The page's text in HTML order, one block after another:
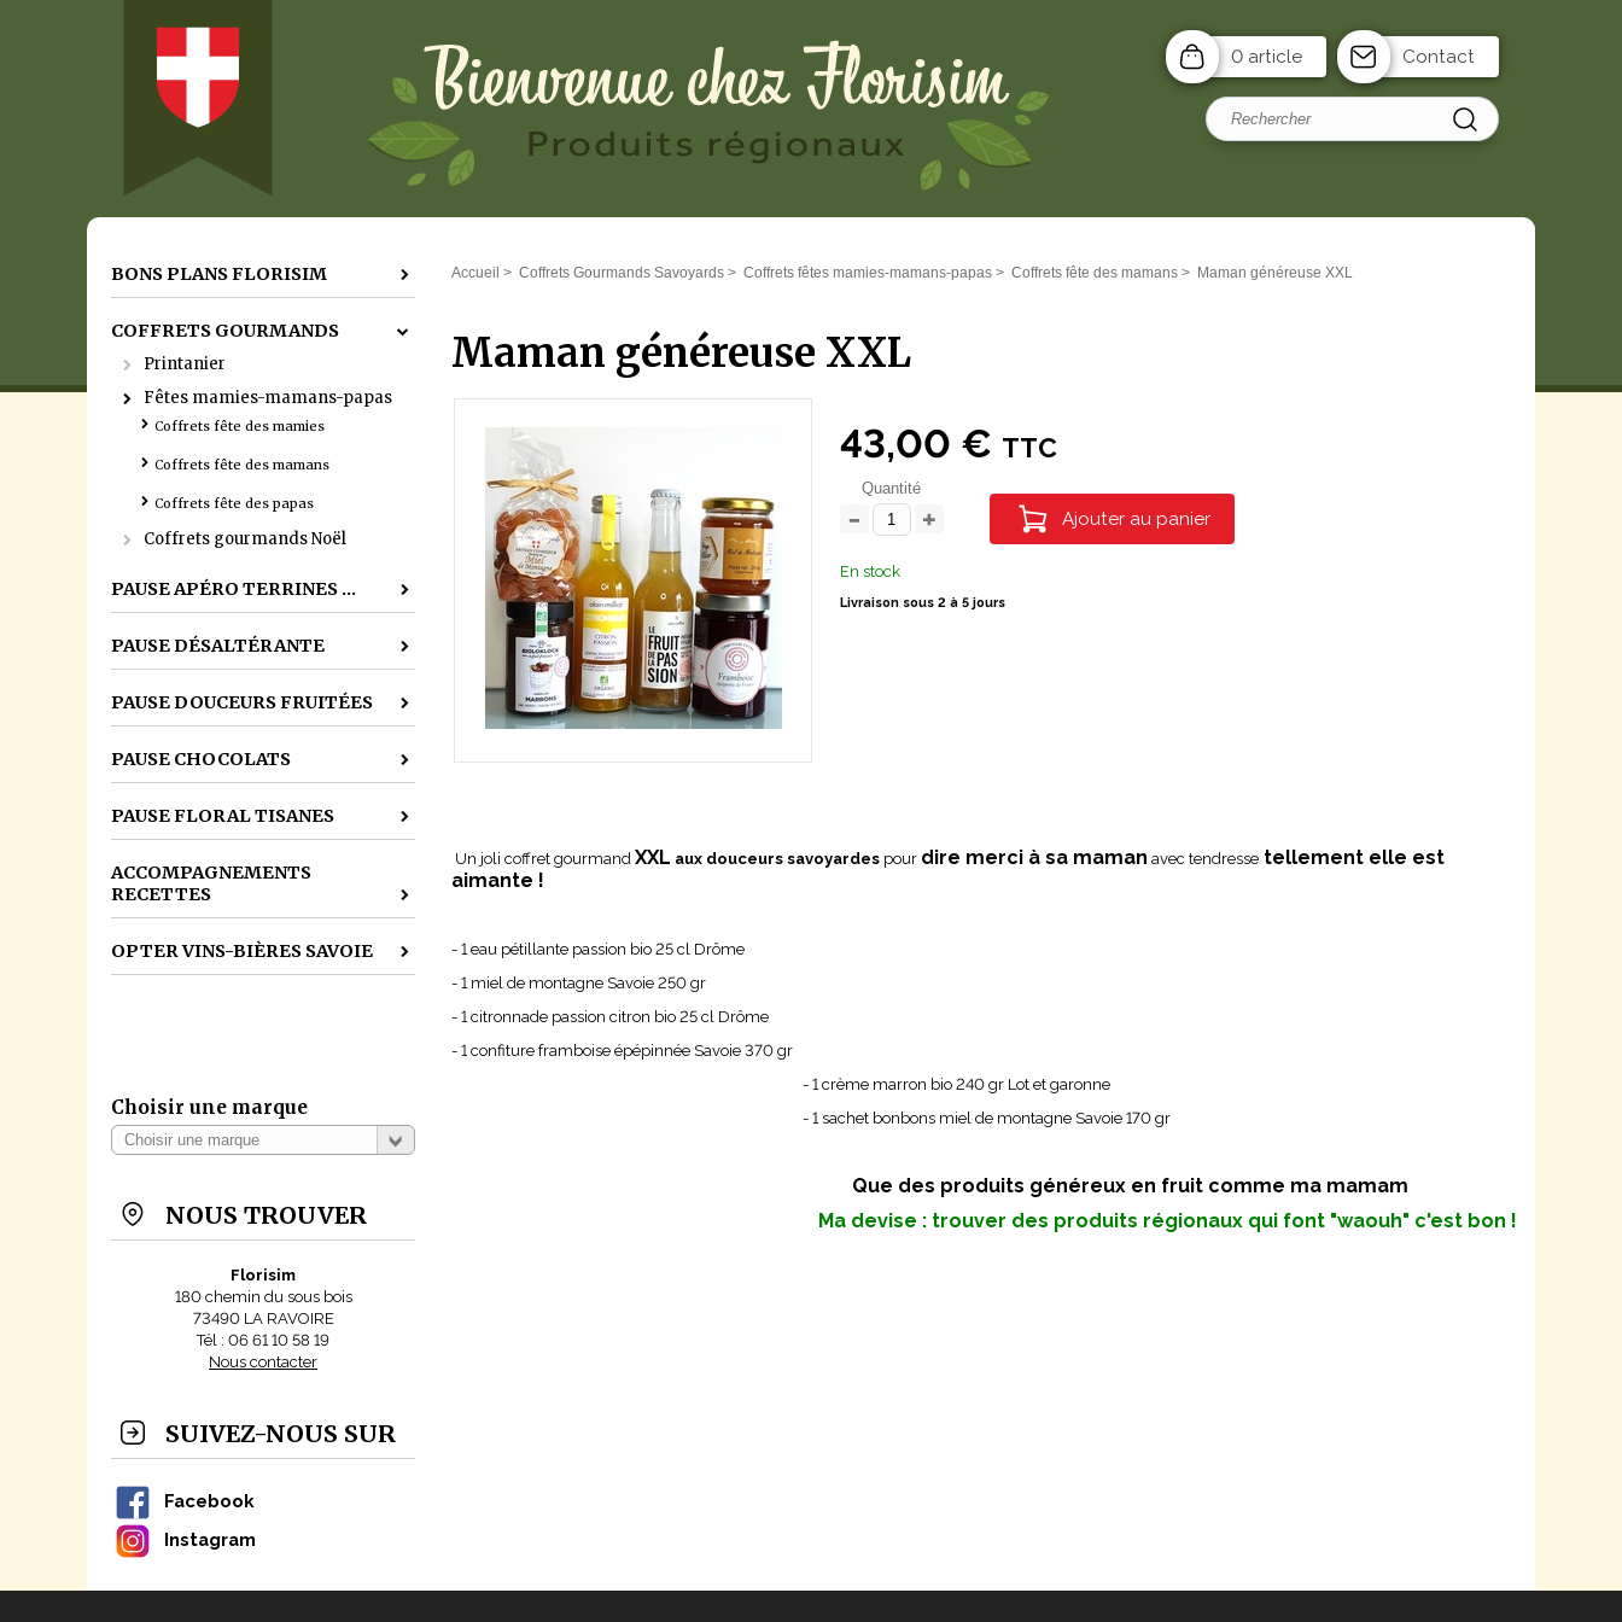
0 article Contact
BONS PLANS FLORISIM
COFFRETS GOURMANDS
Printanier
Fêtes mamies-mamans-papas
Coffrets fête des mamies
Coffrets fête des mamans
Coffrets fête des papas
Coffrets gourmands Noël
PAUSE APÉRO TERRINES ...
PAUSE DÉSALTÉRANTE
PAUSE DOUCEURS FRUITÉES
PAUSE CHOCOLATS
PAUSE FLORAL TISANES
ACCOMPAGNEMENTS
RECETTES
OPTER VINS-BIÈRES SAVOIE
Choisir une marque
NOUS TROUVER
Florisim
180 chemin du sous bois
73490 LA RAVOIRE
Tél : 06 61 10 58 19
Nous contacter
SUIVEZ-NOUS SUR
Facebook
Instagram
Accueil > Coffrets Gourmands Savoyards > Coffrets fêtes mamies-mamans-papas > Coffrets fête des mamans > Maman généreuse XXL
Maman généreuse XXL
43,00 € TTC
Quantité
Ajouter au panier
En stock
Livraison sous 2 à 5 jours
Un joli coffret gourmand XXL aux douceurs savoyardes pour dire merci à sa maman avec tendresse tellement elle est
aimante !
- 1 eau pétillante passion bio 25 cl Drôme
- 1 miel de montagne Savoie 250 gr
- 1 citronnade passion citron bio 25 cl Drôme
- 1 confiture framboise épépinnée Savoie 370 gr
- 1 crème marron bio 240 gr Lot et garonne
- 1 sachet bonbons miel de montagne Savoie 170 gr
Que des produits généreux en fruit comme ma mamam
Ma devise : trouver des produits régionaux qui font "waouh" c'est bon !